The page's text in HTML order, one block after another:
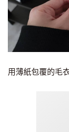
用薄紙包覆的毛